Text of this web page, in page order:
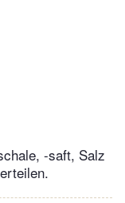
-saft, Salz